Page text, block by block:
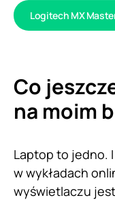
Logitech MX
Co
na moim
Laptop to jedno.
w wykładach
wyświetlaczu